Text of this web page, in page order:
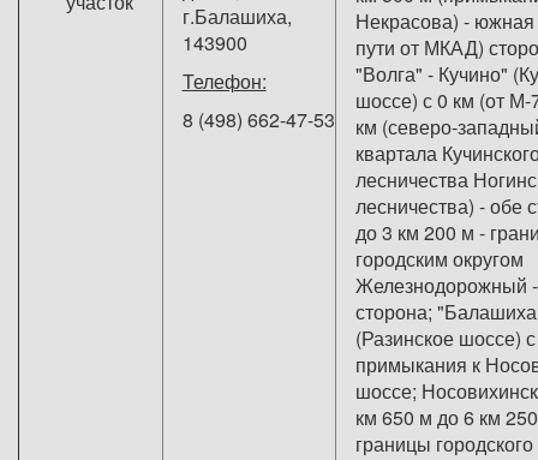
г.Балашиха,
143900
Телефон:
8 (498) 662-47-53
Некрасова) -
пути от МКАД)
"Волга" - Кучино"
шоссе) с 0 км (от М-
км (северо-
квартала
лесничества
лесничества) - обе
до 3 км 200 м -
городским округом
Железнодорожный
сторона;
(Разинское шоссе)
примыкания к
шоссе;
км 650 м до 6 км
границы городского